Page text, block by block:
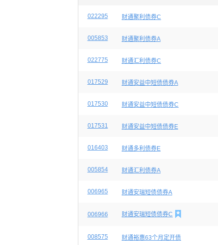
022295 财通聚利债券C
005853 财通聚利债券A
022775 财通汇利债券C
017529 财通安益中短债债券A
017530 财通安益中短债债券C
017531 财通安益中短债债券E
016403 财通多利债券E
005854 财通汇利债券A
006965 财通安瑞短债债券A
006966 财通安瑞短债债券C 
008575 财通裕惠63个月定开债